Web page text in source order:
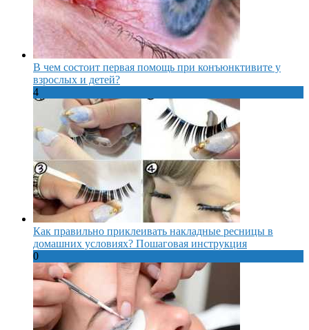
В чем состоит первая помощь при конъюнктивите у
взрослых и детей?
4
Как правильно приклеивать накладные ресницы в
домашних условиях? Пошаговая инструкция
0